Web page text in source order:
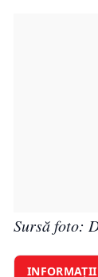
Sursă foto: